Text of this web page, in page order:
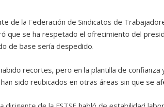
de la Federación de Sindicatos de
que se ha respetado el ofrecimiento del
de base sería despedido.
recortes, pero en la plantilla de
sido reubicados en otras áreas sin que se